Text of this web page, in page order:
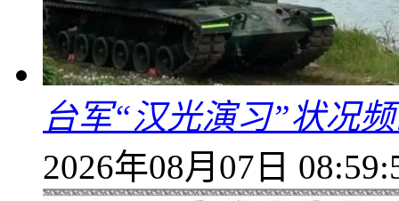
台军“汉光演习”状况
2026年08月07日